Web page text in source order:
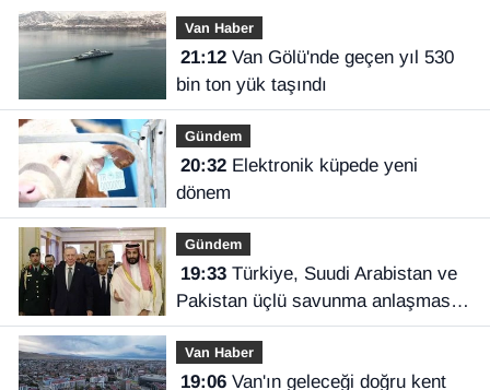
Van Haber
21:12Van Gölü'nde geçen yıl 530
bin ton yük taşındı
Gündem
20:32Elektronik küpede yeni
dönem
Gündem
19:33Türkiye, Suudi Arabistan ve
Pakistan üçlü savunma anlaşması
imzaladı
Van Haber
19:06Van'ın geleceği doğru kent